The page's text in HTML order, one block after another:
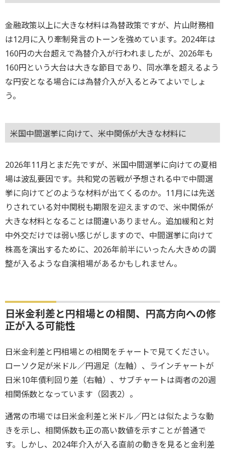
金融政策以上に大きな材料は為替政策ですが、片山財務相
は12月に入り牽制発言のトーンを強めています。2024年は
160円の大台超えで為替介入が行われましたが、2026年も
160円という大台は大きな節目であり、同水準を超えるよう
な円安となる場合には為替介入が入るとみてよいでしょ
う。
米国中間選挙に向けて、米中関係が大きな材料に
2026年11月とまだ先ですが、米国中間選挙に向けての夏相
場は波乱要因です。共和党の苦戦が予想される中で中間選
挙に向けてどのような材料が出てくるのか。11月には先送
りされている対中関税も期限を迎えますので、米中関係が
大きな材料となることは間違いありません。追加緩和と対
中外交だけでは弱い感じがしますので、中間選挙に向けて
株高を演出するために、2026年前半にいったん大きめの調
整が入るような自演相場があるかもしれません。
日米金利差と円相場との相関、円高方向への修
正が入る可能性
日米金利差と円相場との相関をチャートで見てください。
ローソク足が米ドル／円週足（左軸）、ラインチャートが
日米10年債利回り差（右軸）、サブチャートは両者の20週
相関係数となっています（図表2）。
通常の市場では日米金利差と米ドル／円とは似たような動
きを示し、相関係数も正の高い数値を示すことが普通で
す。しかし、2024年介入が入る直前の動きを見ると金利差